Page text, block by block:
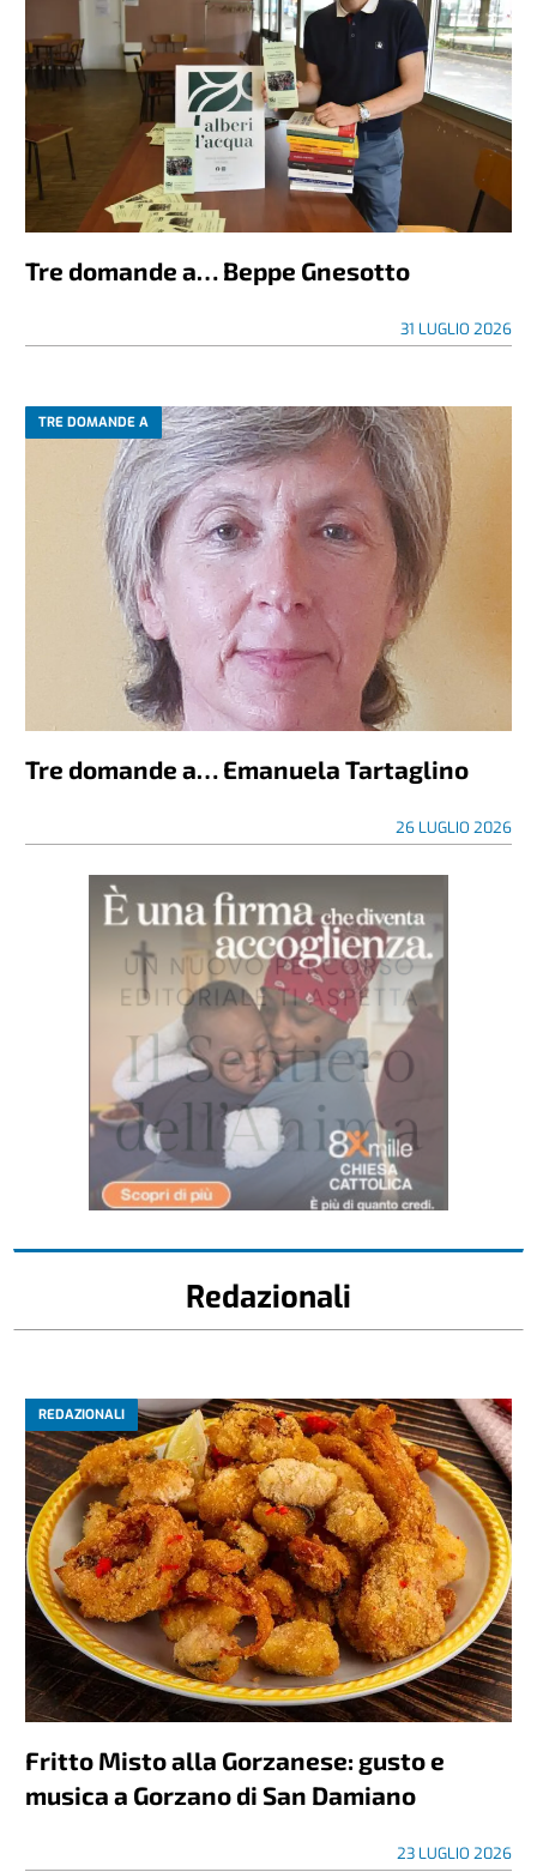
Tre domande a… Beppe Gnesotto
31 LUGLIO 2026
TRE DOMANDE A
Tre domande a… Emanuela Tartaglino
26 LUGLIO 2026
Redazionali
REDAZIONALI
Fritto Misto alla Gorzanese: gusto e
musica a Gorzano di San Damiano
23 LUGLIO 2026